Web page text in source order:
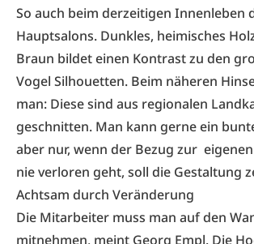
So auch beim derzeitigen Innenleben
Hauptsalons. Dunkles, heimisches
Braun bildet einen Kontrast zu den
Vogel Silhouetten. Beim näheren
man: Diese sind aus regionalen
geschnitten. Man kann gerne ein
aber nur, wenn der Bezug zur
nie verloren geht, soll die Gestaltung
Achtsam durch Veränderung
Die Mitarbeiter muss man auf den
mitnehmen, meint Georg Empl. Die